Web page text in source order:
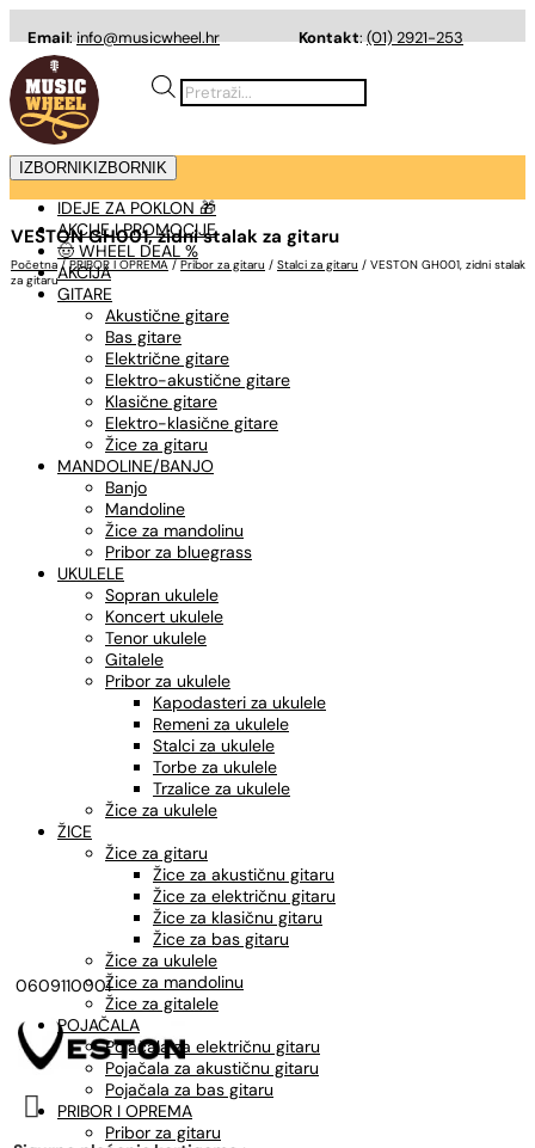
Email:info@musicwheel.hr Kontakt:(01) 2921-253
Products
search
IZBORNIK IZBORNIK
IDEJE ZA POKLON 🎁
AKCIJE I PROMOCIJE
🤠 WHEEL DEAL %
AKCIJA
GITARE
Akustične gitare
Bas gitare
Električne gitare
Elektro-akustične gitare
Klasične gitare
Elektro-klasične gitare
Žice za gitaru
MANDOLINE/BANJO
Banjo
Mandoline
Žice za mandolinu
Pribor za bluegrass
UKULELE
Sopran ukulele
Koncert ukulele
Tenor ukulele
Gitalele
Pribor za ukulele
Kapodasteri za ukulele
Remeni za ukulele
Stalci za ukulele
Torbe za ukulele
Trzalice za ukulele
Žice za ukulele
ŽICE
Žice za gitaru
Žice za akustičnu gitaru
Žice za električnu gitaru
Žice za klasičnu gitaru
Žice za bas gitaru
Žice za ukulele
Žice za mandolinu
Žice za gitalele
POJAČALA
Pojačala za električnu gitaru
Pojačala za akustičnu gitaru
Pojačala za bas gitaru
PRIBOR I OPREMA
Pribor za gitaru
VESTON GH001, zidni stalak za gitaru
Početna / PRIBOR I OPREMA / Pribor za gitaru / Stalci za gitaru / VESTON GH001, zidni stalak
za gitaru
0609110001
